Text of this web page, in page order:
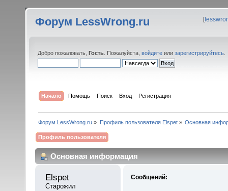
Форум LessWrong.ru [
Добро пожаловать, Гость . Пожалуйста, войдите или зарегистрируйтесь
Начало Помощь Поиск Вход Регистрация
Форум LessWrong.ru » Профиль пользователя Elspet» Основная
Профиль пользователя
Основная информация
Elspet
Старожил
Сообщений: